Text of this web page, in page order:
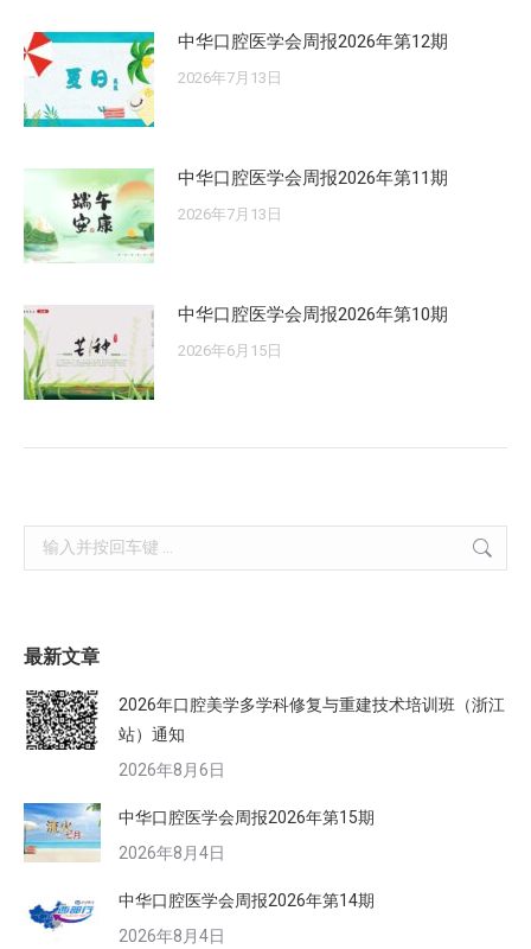
中华口腔医学会周报2026年第12期
2026年7月13日
中华口腔医学会周报2026年第11期
2026年7月13日
中华口腔医学会周报2026年第10期
2026年6月15日
Search:
最新文章
2026年口腔美学多学科修复与重建技术培训班（浙江
站）通知
2026年8月6日
中华口腔医学会周报2026年第15期
2026年8月4日
中华口腔医学会周报2026年第14期
2026年8月4日